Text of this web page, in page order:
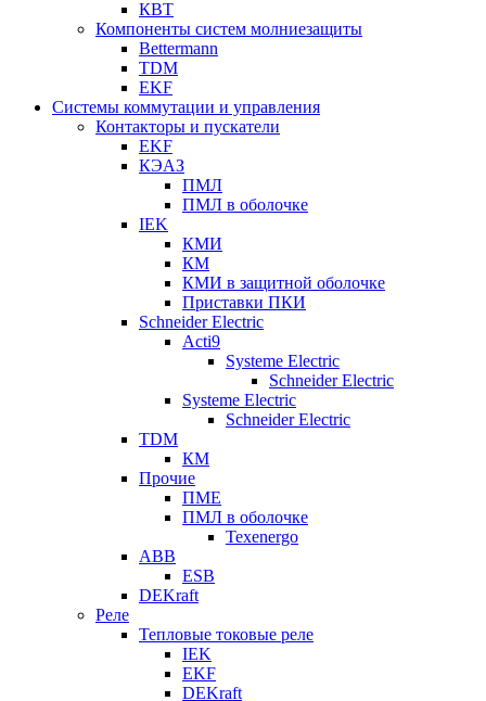
КВТ
Компоненты систем молниезащиты
Bettermann
TDM
EKF
Системы коммутации и управления
Контакторы и пускатели
EKF
КЭАЗ
ПМЛ
ПМЛ в оболочке
IEK
КМИ
КМ
КМИ в защитной оболочке
Приставки ПКИ
Schneider Electric
Acti9
Systeme Electric
Schneider Electric
Systeme Electric
Schneider Electric
TDM
КМ
Прочие
ПМЕ
ПМЛ в оболочке
Texenergo
ABB
ESB
DEKraft
Реле
Тепловые токовые реле
IEK
EKF
DEKraft